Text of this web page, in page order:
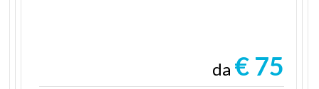
da € 75